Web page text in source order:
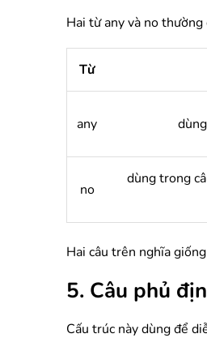
Hai từ any và no
Từ
any
no
dùng trong
Hai câu trên nghĩa
5. Câu phủ
Cấu trúc này dùng để